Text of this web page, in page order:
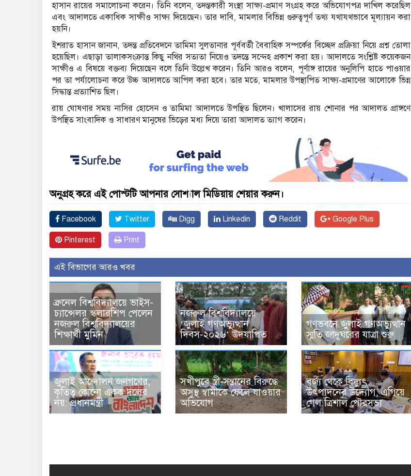
হাসান রায়ের সমালোচনা করেন। তিনি বলেন, তদন্তকারী সংস্থা সাক্ষ্য-প্রমাণ সংগ্রহ করে অভিযোগপত্র দাখিল করেছিল
এবং আদালতে একাধিক সাক্ষীও সাক্ষ্য দিয়েছেন। তার দাবি, মামলার বিভিন্ন গুরুত্বপূর্ণ তথ্য যথাযথভাবে মূল্যায়ন করা
হয়নি।
ইশরাত হাসান জানান, তদন্ত প্রতিবেদনে তামিমা সুলতানার পূর্ববর্তী বৈবাহিক সম্পর্কের বিচ্ছেদ প্রক্রিয়া নিয়ে প্রশ্ন তোলা
হয়েছিল। এছাড়া তালাকসংক্রান্ত কিছু নথির সত্যতা নিয়েও তদন্তে সন্দেহ প্রকাশ করা হয়। আদালতে সংশ্লিষ্ট কয়েকজন
সাক্ষীও এ বিষয়ে বক্তব্য দিয়েছেন বলে তিনি উল্লেখ করেন। তিনি আরও বলেন, পূর্ণাঙ্গ রায়ের অনুলিপি হাতে পাওয়ার
পর তা পর্যালোচনা করে উচ্চ আদালতে আপিল করা হবে। তার মতে, মামলার উপস্থাপিত সাক্ষ্য-প্রমাণের আলোকে ভিন্ন
সিদ্ধান্ত প্রত্যাশিত ছিল।
রায় ঘোষণার সময় নাসির হোসেন ও তামিমা আদালতে উপস্থিত ছিলেন। খালাসের রায় শোনার পর আদালত প্রাঙ্গণে
উপস্থিত সাংবাদিক ও সাধারণ মানুষের ভিড়ের মধ্য দিয়ে তারা আদালত ত্যাগ করেন।
অনুগ্রহ করে এই পোস্টটি আপনার সোশ্যাল মিডিয়ায় শেয়ার করুন।
Facebook Twitter Digg Linkedin Reddit Google Plus
Pinterest Print
এই বিভাগের আরও খবর
ব্রুনেল বিশ্ববিদ্যালয়ে ভাইস-
চ্যান্সেলর স্কলারশিপ পেলেন
নজরুল বিশ্ববিদ্যালয়ের
শিক্ষার্থী মুমিন
নজরুল বিশ্ববিদ্যালয়ে
‘জুলাই গণঅভ্যুত্থান
দিবস-২০২৬’ উদযাপিত
গণভবনে জুলাই গণঅভ্যুত্থান
স্মৃতি জাদুঘরের যাত্রা শুরু
জুলাই আন্দোলন জনগণের,
কৃতিত্ব কোনো একক দলের
নয়: প্রধানমন্ত্রী
সখীপুরে স্ত্রী-সন্তানের বিরুদ্ধে
অসুস্থ স্বামীকে ফেলে যাওয়ার
অভিযোগ
বর্জ্য থেকে বিদ্যুৎ
উৎপাদনের উদ্যোগ, এগিয়ে
গেল ত্রিশাল পৌরসভা